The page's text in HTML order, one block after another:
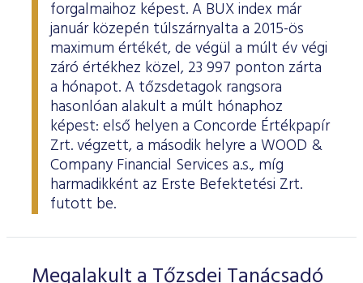
forgalmaihoz képest. A BUX index már
január közepén túlszárnyalta a 2015-ös
maximum értékét, de végül a múlt év végi
záró értékhez közel, 23 997 ponton zárta
a hónapot. A tőzsdetagok rangsora
hasonlóan alakult a múlt hónaphoz
képest: első helyen a Concorde Értékpapír
Zrt. végzett, a második helyre a WOOD &
Company Financial Services a.s., míg
harmadikként az Erste Befektetési Zrt.
futott be.